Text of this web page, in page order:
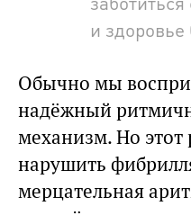
Обычно мы
надёжный
механизм. Но
нарушить
мерцательная
и здоровье